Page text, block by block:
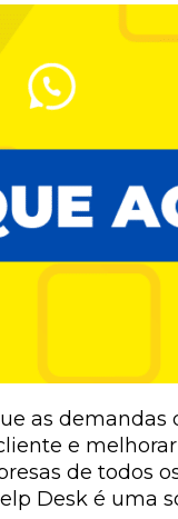
as demandas
e
de todos
Desk é uma